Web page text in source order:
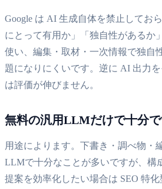
Google は AI 生成自体を禁止してお
にとって有用か」「独自性があるか
使い、編集・取材・一次情報で独自
題になりにくいです。逆に AI 出力
は評価が伸びません。
無料の汎用LLMだけで十分で
用途によります。下書き・調べ物・
LLMで十分なことが多いですが、構
提案を効率化したい場合は SEO 特